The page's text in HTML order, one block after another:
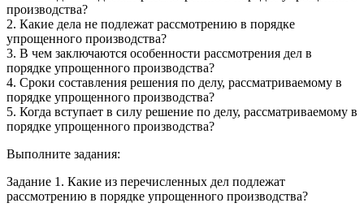
производства?
2. Какие дела не подлежат рассмотрению в порядке
упрощенного производства?
3. В чем заключаются особенности рассмотрения дел в
порядке упрощенного производства?
4. Сроки составления решения по делу, рассматриваемому в
порядке упрощенного производства?
5. Когда вступает в силу решение по делу, рассматриваемому в
порядке упрощенного производства?
Выполните задания:
Задание 1. Какие из перечисленных дел подлежат
рассмотрению в порядке упрощенного производства?